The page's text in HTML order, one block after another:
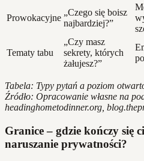
Prowokacyjne
„Czego się boisz
najbardziej?”
Tematy tabu
„Czy masz
sekrety, których
żałujesz?”
Tabela: Typy pytań a poziom
Źródło: Opracowanie własne na
headinghometodinner.org,
Granice – gdzie kończy się
naruszanie prywatności?